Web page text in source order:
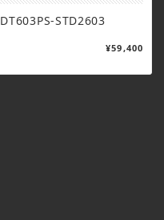
DT603PS-STD2603
¥59,400